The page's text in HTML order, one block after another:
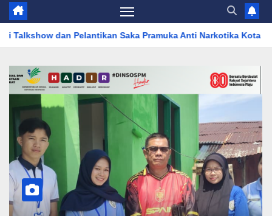
Saka Pramuka Anti Narkotika Kota Tarakan Dinsos